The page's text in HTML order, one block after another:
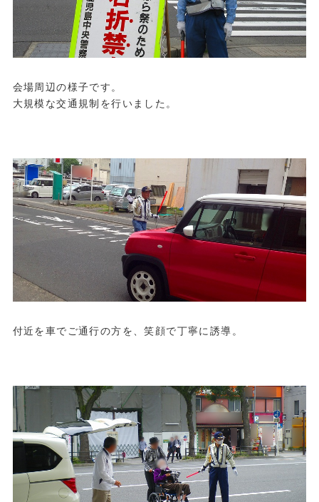
会場周辺の様子です。
大規模な交通規制を行いました。
付近を車でご通行の方を、笑顔で丁寧に誘導。